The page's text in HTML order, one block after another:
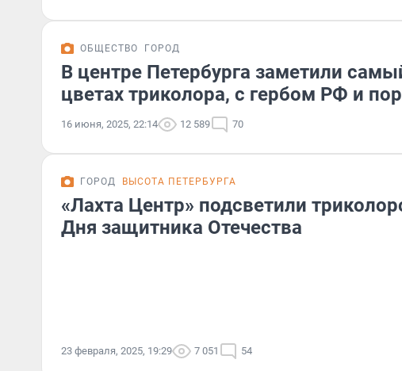
ОБЩЕСТВО ГОРОД
В центре Петербурга заметили
цветах триколора, с гербом РФ и
16 июня, 2025, 22:14 12 589 70
ГОРОД ВЫСОТА ПЕТЕРБУРГА
«Лахта Центр» подсветили
Дня защитника Отечества
23 февраля, 2025, 19:29 7 051 54